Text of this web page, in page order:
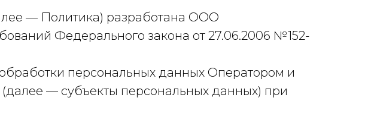
— Политика) разработана ООО
Федерального закона от 27.06.2006 №152-
персональных данных Оператором и
— субъекты персональных данных) при